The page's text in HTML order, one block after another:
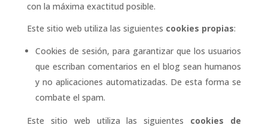
con la máxima exactitud posible.
Este sitio web utiliza las siguientes cookies propias:
Cookies de sesión, para garantizar que los usuarios
que escriban comentarios en el blog sean humanos
y no aplicaciones automatizadas. De esta forma se
combate el spam.
Este sitio web utiliza las siguientes cookies de